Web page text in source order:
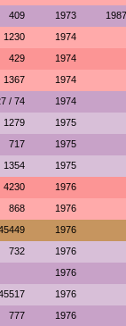
409 1973 1987
1230 1974
429 1974
1367 1974
/ 74 1974
1279 1975
717 1975
1354 1975
4230 1976
868 1976
1976
732 1976
1976
1976
777 1976